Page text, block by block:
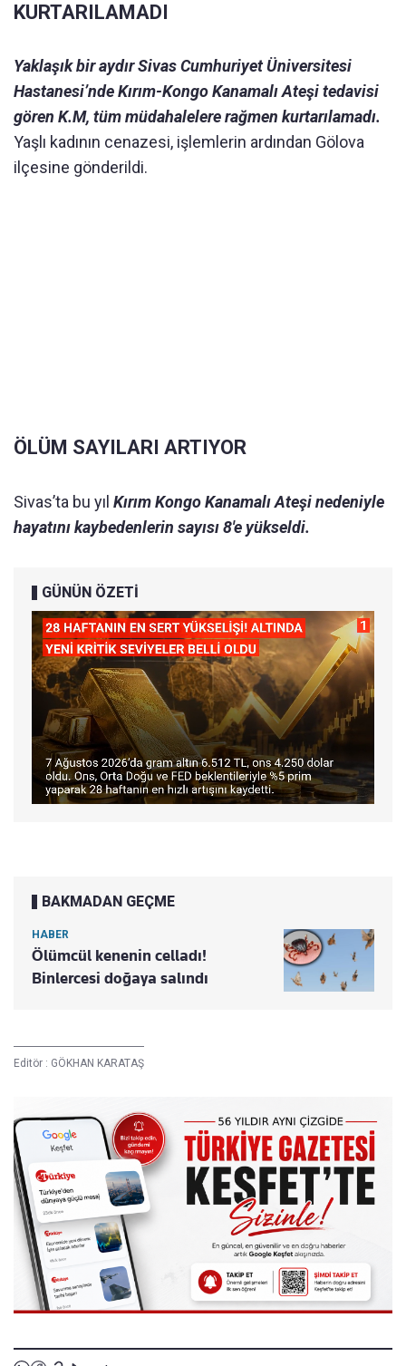
KURTARILAMADI
Yaklaşık bir aydır Sivas Cumhuriyet Üniversitesi
Hastanesi’nde Kırım-Kongo Kanamalı Ateşi tedavisi
gören K.M, tüm müdahalelere rağmen kurtarılamadı.
Yaşlı kadının cenazesi, işlemlerin ardından Gölova
ilçesine gönderildi.
ÖLÜM SAYILARI ARTIYOR
Sivas’ta bu yıl Kırım Kongo Kanamalı Ateşi nedeniyle
hayatını kaybedenlerin sayısı 8'e yükseldi.
GÜNÜN ÖZETİ
BAKMADAN GEÇME
HABER
Ölümcül kenenin celladı!
Binlercesi doğaya salındı
Editör : GÖKHAN KARATAŞ